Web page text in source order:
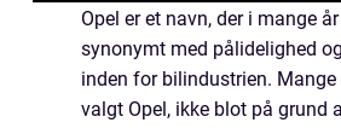
Opel er et navn, der i mange
synonymt med pålidelighed
inden for bilindustrien.
valgt Opel, ikke blot på grund